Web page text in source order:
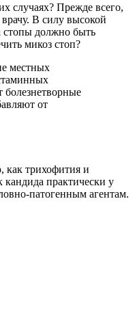
случаях? Прежде всего,
врачу. В силу высокой
стопы должно быть
микоз стоп?
местных
от
как трихофития и
кандида практически у
патогенным агентам.